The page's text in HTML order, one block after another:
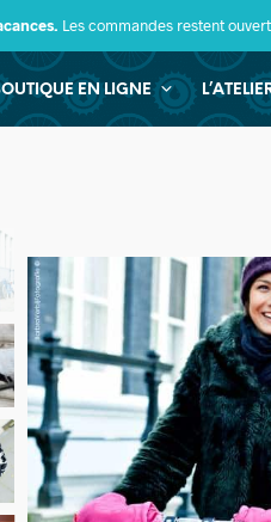
Les commandes restent
EN LIGNE